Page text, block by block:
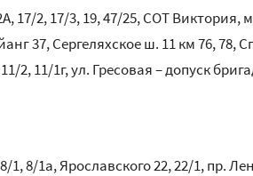
17/2, 17/3, 19, 47/25, СОТ Виктория,
37, Сергеляхское ш. 11 км 76,
2, 11/1г, ул. Гресовая – допуск
1, 8/1а, Ярославского 22, 22/1, пр.